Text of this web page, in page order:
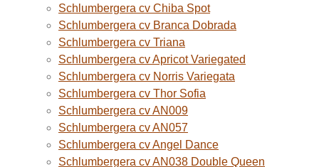
Schlumbergera cv Chiba Spot
Schlumbergera cv Branca Dobrada
Schlumbergera cv Triana
Schlumbergera cv Apricot Variegated
Schlumbergera cv Norris Variegata
Schlumbergera cv Thor Sofia
Schlumbergera cv AN009
Schlumbergera cv AN057
Schlumbergera cv Angel Dance
Schlumbergera cv AN038 Double Queen